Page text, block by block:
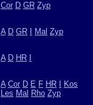
Cor D GR Zyp
A D GR Mal Zyp
A D HR
A Cor D E F HR
Kos
Les Mal Rho Zyp